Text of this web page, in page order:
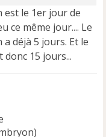
est le 1er jour de
ce même jour.... Le
déjà 5 jours. Et le
15 jours...